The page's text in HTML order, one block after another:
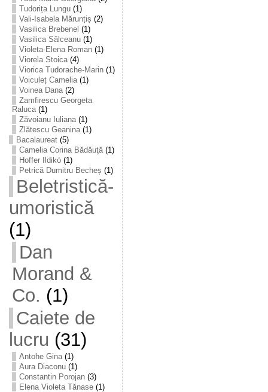
Tudorița Lungu(1)
Vali-Isabela Mărunțiș (2)
Vasilica Brebenel (1)
Vasilica Sălceanu(1)
Violeta-Elena Roman(1)
Viorela Stoica(4)
Viorica Tudorache-Marin(1)
Voiculeț Camelia(1)
Voinea Dana(2)
Zamfirescu Georgeta
Raluca(1)
Zăvoianu Iuliana(1)
Zlătescu Geanina(1)
Bacalaureat(5)
Camelia Corina Bădăuţă(1)
Hoffer Ildikó(1)
Petrică Dumitru Becheș (1)
Beletristică-
umoristică
(1)
Dan
Morand &
Co. (1)
Caiete de
lucru (31)
Antohe Gina(1)
Aura Diaconu(1)
Constantin Porojan(3)
Elena Violeta Tănase(1)